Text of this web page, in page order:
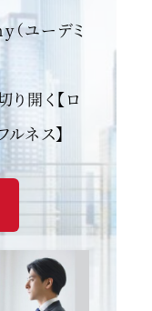
（ユーデミ
開く【ロ
ネス】